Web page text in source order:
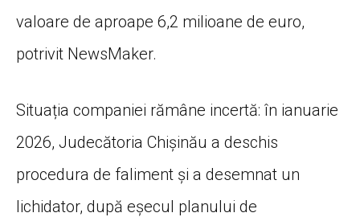
valoare de aproape 6,2 milioane de euro,
potrivit NewsMaker.
Situația companiei rămâne incertă: în ianuarie
2026, Judecătoria Chișinău a deschis
procedura de faliment și a desemnat un
lichidator, după eșecul planului de